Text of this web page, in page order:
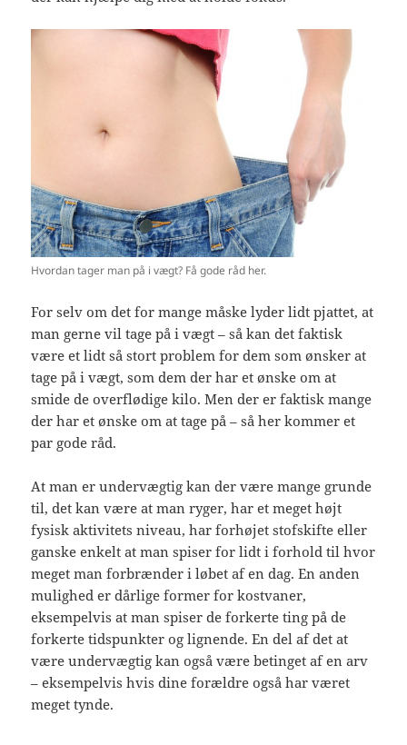
Hvordan tager man på i vægt? Få gode råd her.
For selv om det for mange måske lyder lidt pjattet, at
man gerne vil tage på i vægt – så kan det faktisk
være et lidt så stort problem for dem som ønsker at
tage på i vægt, som dem der har et ønske om at
smide de overflødige kilo. Men der er faktisk mange
der har et ønske om at tage på – så her kommer et
par gode råd.
At man er undervægtig kan der være mange grunde
til, det kan være at man ryger, har et meget højt
fysisk aktivitets niveau, har forhøjet stofskifte eller
ganske enkelt at man spiser for lidt i forhold til hvor
meget man forbrænder i løbet af en dag. En anden
mulighed er dårlige former for kostvaner,
eksempelvis at man spiser de forkerte ting på de
forkerte tidspunkter og lignende. En del af det at
være undervægtig kan også være betinget af en arv
– eksempelvis hvis dine forældre også har været
meget tynde.